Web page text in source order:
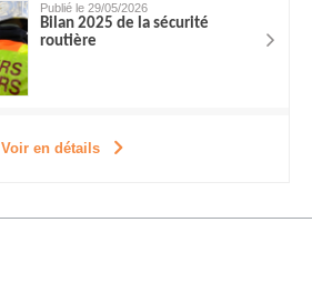
Publié le 29/05/2026
Bilan 2025 de la sécurité
routière
Voir en détails